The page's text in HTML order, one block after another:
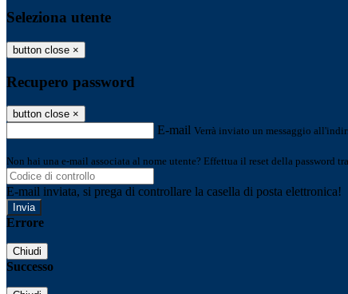
Seleziona utente
button close ×
Recupero password
button close ×
E-mail Verrà inviato un messaggio
Non hai una e-mail associata al nome utente? Effettua il reset della password
E-mail inviata, si prega di controllare la casella di posta elettronica!
Errore
Chiudi
Successo